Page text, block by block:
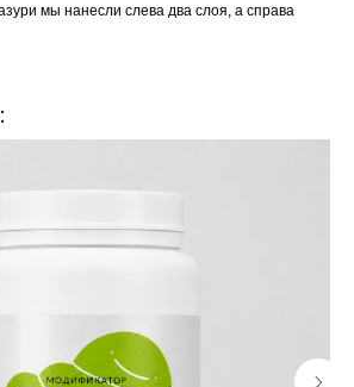
мы нанесли слева два слоя, а справа